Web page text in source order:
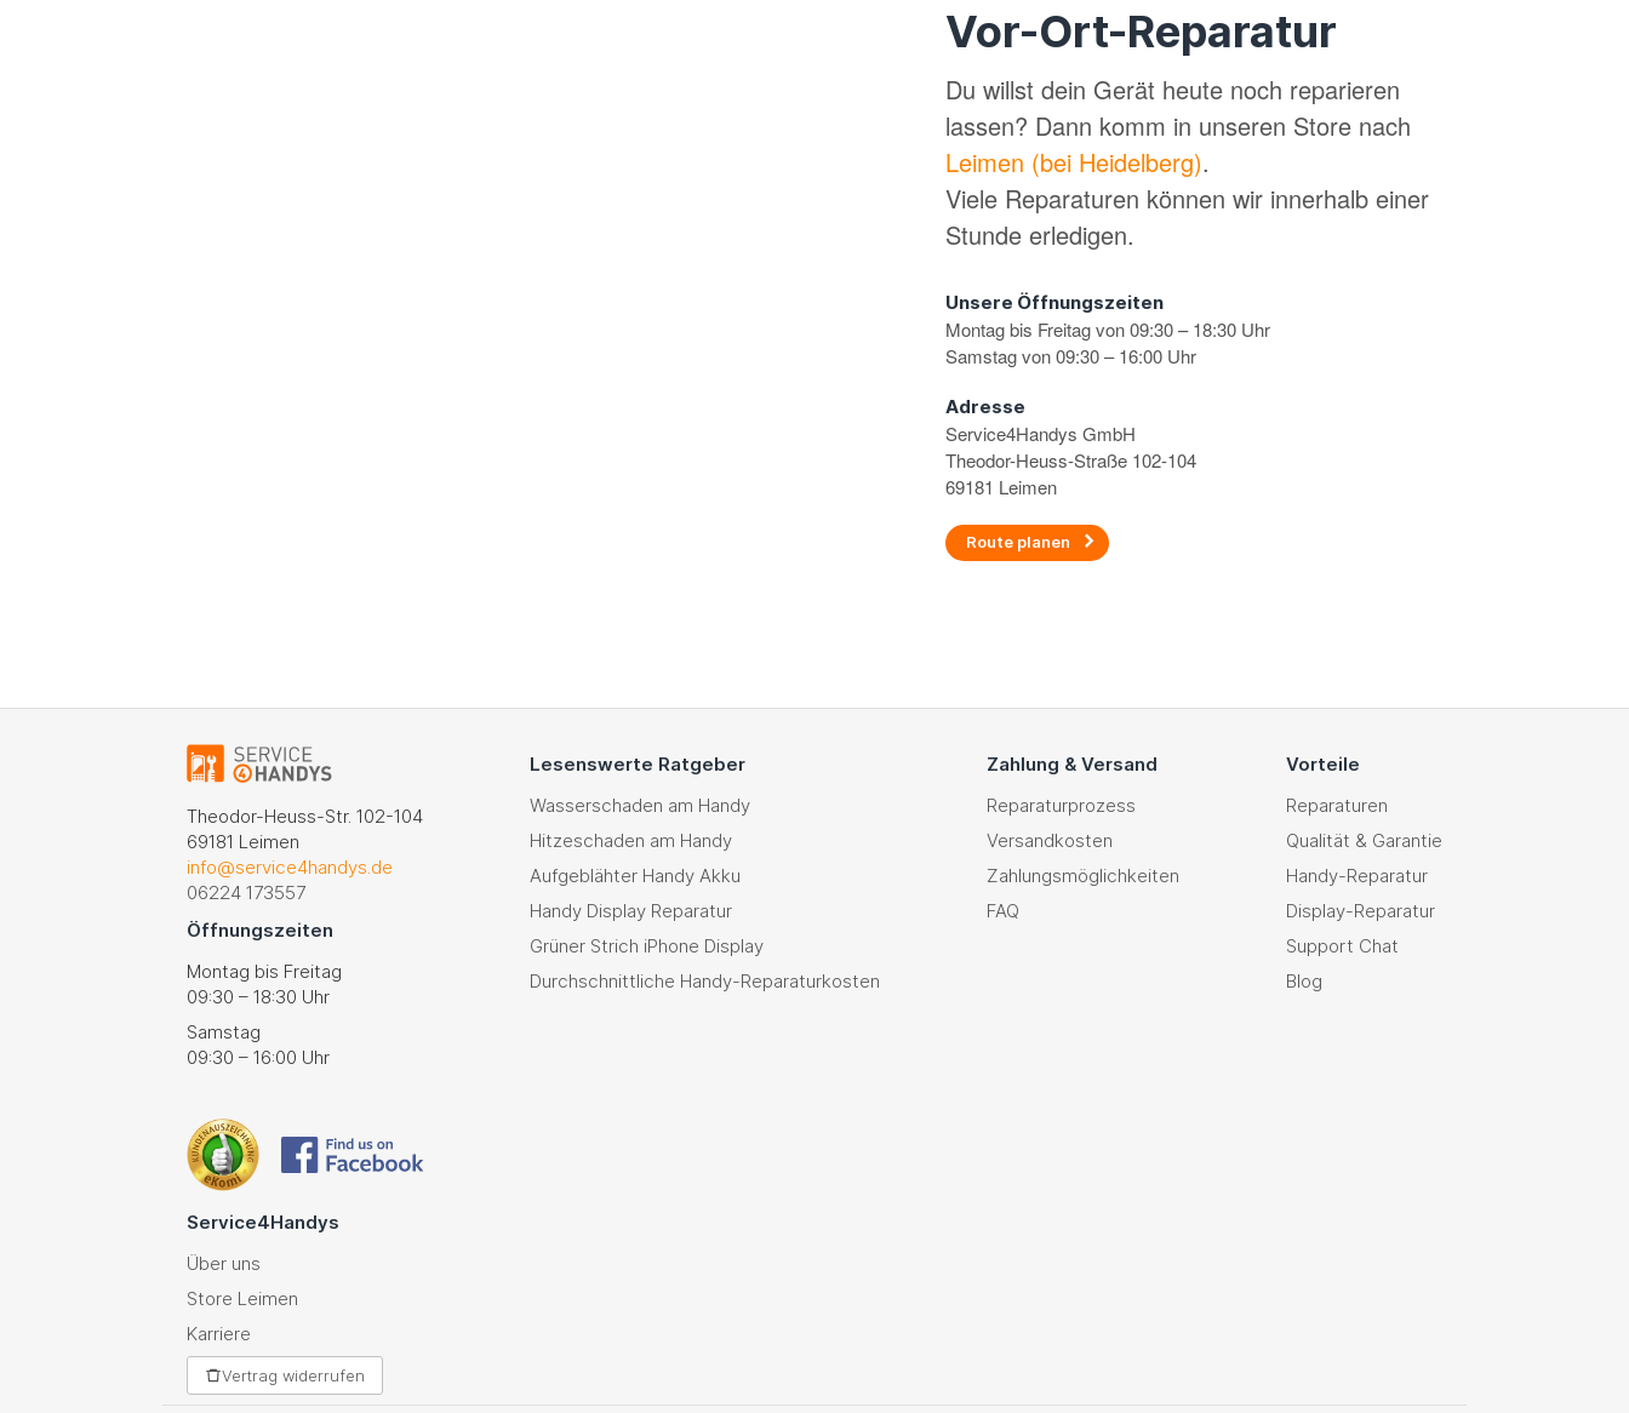
Vor-Ort-Reparatur
Du willst dein Gerät heute noch reparieren
lassen? Dann komm in unseren Store nach
Leimen (bei Heidelberg).
Viele Reparaturen können wir innerhalb einer
Stunde erledigen.
Unsere Öffnungszeiten
Montag bis Freitag von 09:30 – 18:30 Uhr
Samstag von 09:30 – 16:00 Uhr
Adresse
Service4Handys GmbH
Theodor-Heuss-Straße 102-104
69181 Leimen
Route planen
Theodor-Heuss-Str. 102-104
69181 Leimen
info@service4handys.de
06224 173557
Öffnungszeiten
Montag bis Freitag
09:30 – 18:30 Uhr
Samstag
09:30 – 16:00 Uhr
Lesenswerte Ratgeber
Wasserschaden am Handy
Hitzeschaden am Handy
Aufgeblähter Handy Akku
Handy Display Reparatur
Grüner Strich iPhone Display
Durchschnittliche Handy-Reparaturkosten
Zahlung & Versand
Reparaturprozess
Versandkosten
Zahlungsmöglichkeiten
FAQ
Vorteile
Reparaturen
Qualität & Garantie
Handy-Reparatur
Display-Reparatur
Support Chat
Blog
Service4Handys
Über uns
Store Leimen
Karriere
Vertrag widerrufen